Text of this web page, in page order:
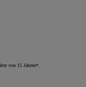
von 15 Jahren*.